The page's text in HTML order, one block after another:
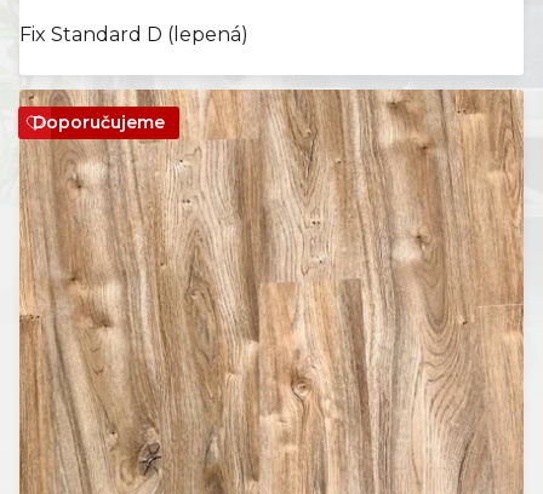
Fix Standard D (lepená)
Doporučujeme